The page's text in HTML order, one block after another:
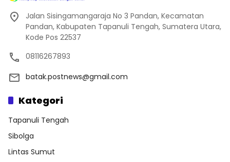
Jalan Sisingamangaraja No 3 Pandan, Kecamatan
Pandan, Kabupaten Tapanuli Tengah, Sumatera Utara,
Kode Pos 22537
08116267893
batak.postnews@gmail.com
Kategori
Tapanuli Tengah
Sibolga
Lintas Sumut